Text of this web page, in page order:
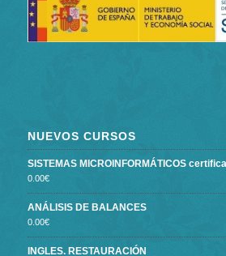
NUEVOS CURSOS
SISTEMAS MICROINFORMÁTICOS
0.00€
ANÁLISIS DE BALANCES
0.00€
INGLES. RESTAURACIÓN